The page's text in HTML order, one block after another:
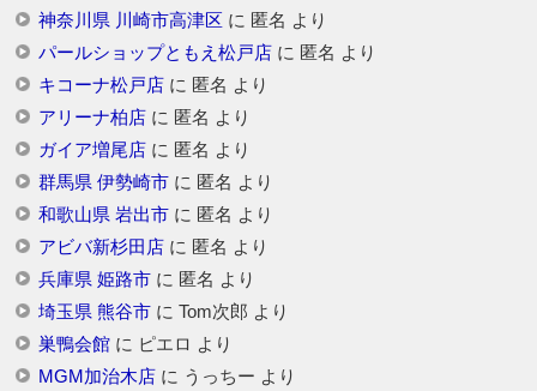
神奈川県 川崎市高津区 に 匿名 より
パールショップともえ松戸店に 匿名 より
キコーナ松戸店に 匿名 より
アリーナ柏店に 匿名 より
ガイア増尾店に 匿名 より
群馬県 伊勢崎市に 匿名 より
和歌山県 岩出市に 匿名 より
アビバ新杉田店に 匿名 より
兵庫県 姫路市に 匿名 より
埼玉県 熊谷市に Tom次郎 より
巣鴨会館に ピエロ より
MGM加治木店に うっちー より